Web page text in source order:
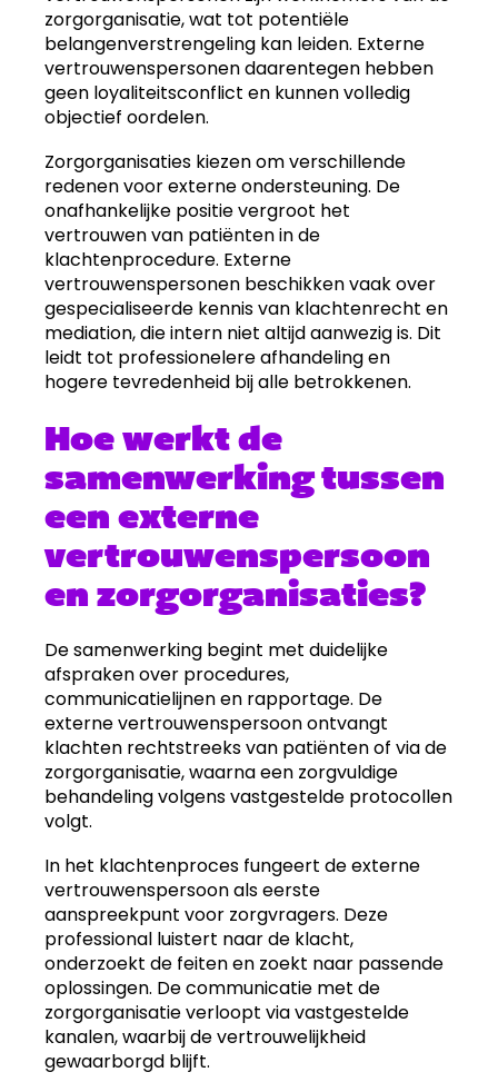
zorgorganisatie, wat tot potentiële
belangenverstrengeling kan leiden. Externe
vertrouwenspersonen daarentegen hebben
geen loyaliteitsconflict en kunnen volledig
objectief oordelen.
Zorgorganisaties kiezen om verschillende
redenen voor externe ondersteuning. De
onafhankelijke positie vergroot het
vertrouwen van patiënten in de
klachtenprocedure. Externe
vertrouwenspersonen beschikken vaak over
gespecialiseerde kennis van klachtenrecht en
mediation, die intern niet altijd aanwezig is. Dit
leidt tot professionelere afhandeling en
hogere tevredenheid bij alle betrokkenen.
Hoe werkt de
samenwerking tussen
een externe
vertrouwenspersoon
en zorgorganisaties?
De samenwerking begint met duidelijke
afspraken over procedures,
communicatielijnen en rapportage. De
externe vertrouwenspersoon ontvangt
klachten rechtstreeks van patiënten of via de
zorgorganisatie, waarna een zorgvuldige
behandeling volgens vastgestelde protocollen
volgt.
In het klachtenproces fungeert de externe
vertrouwenspersoon als eerste
aanspreekpunt voor zorgvragers. Deze
professional luistert naar de klacht,
onderzoekt de feiten en zoekt naar passende
oplossingen. De communicatie met de
zorgorganisatie verloopt via vastgestelde
kanalen, waarbij de vertrouwelijkheid
gewaarborgd blijft.